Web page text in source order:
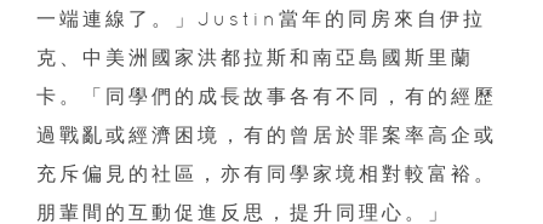
一端連線了。」Justin當年的同房來自伊拉
克、中美洲國家洪都拉斯和南亞島國斯里蘭
卡。「同學們的成長故事各有不同，有的經歷
過戰亂或經濟困境，有的曾居於罪案率高企或
充斥偏見的社區，亦有同學家境相對較富裕。
朋輩間的互動促進反思，提升同理心。」